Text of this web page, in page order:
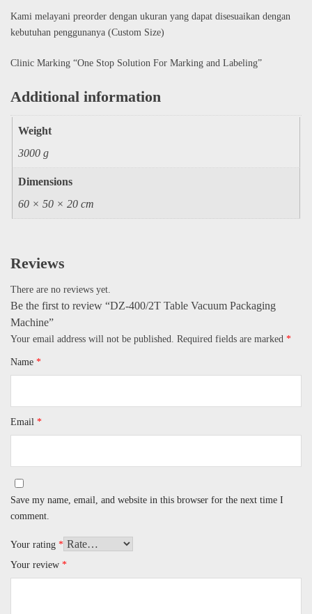
Kami melayani preorder dengan ukuran yang dapat disesuaikan dengan
kebutuhan penggunanya (Custom Size)
Clinic Marking “One Stop Solution For Marking and Labeling”
Additional information
Weight
3000 g
Dimensions
60 × 50 × 20 cm
Reviews
There are no reviews yet.
Be the first to review “DZ-400/2T Table Vacuum Packaging
Machine​”
Your email address will not be published. Required fields are marked *
Name *
Email *
Save my name, email, and website in this browser for the next time I
comment.
Your rating *
Your review *